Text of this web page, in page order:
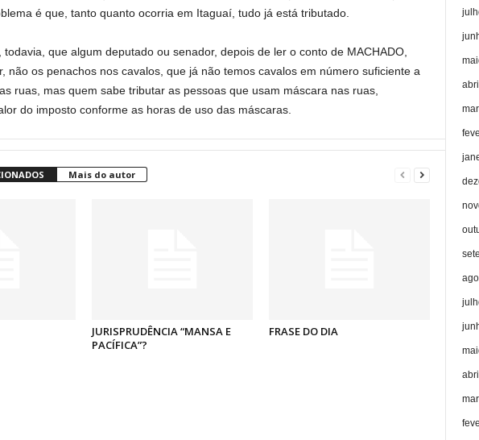
é que, tanto quanto ocorria em Itaguaí, tudo já está tributado.
todavia, que algum deputado ou senador, depois de ler o conto de MACHADO,
não os penachos nos cavalos, que já não temos cavalos em número suficiente a
ruas, mas quem sabe tributar as pessoas que usam máscara nas ruas,
do imposto conforme as horas de uso das máscaras.
Mais do autor
JURISPRUDÊNCIA “MANSA E
PACÍFICA”?
FRASE DO DIA